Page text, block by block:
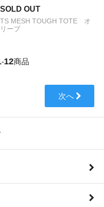
SOLD OUT
TS MESH TOUGH TOTE オ
リーブ
-12商品
次へ